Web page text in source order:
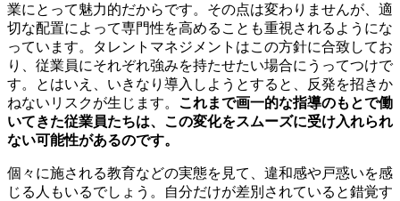
業にとって魅力的だからです。その点は変わりませんが、適
切な配置によって専門性を高めることも重視されるようにな
っています。タレントマネジメントはこの方針に合致してお
り、従業員にそれぞれ強みを持たせたい場合にうってつけで
す。とはいえ、いきなり導入しようとすると、反発を招きか
ねないリスクが生じます。 これまで画一的な指導のもとで働
いてきた従業員たちは、この変化をスムーズに受け入れられ
ない可能性があるのです。
個々に施される教育などの実態を見て、違和感や戸惑いを感
じる人もいるでしょう。自分だけが差別されていると錯覚す